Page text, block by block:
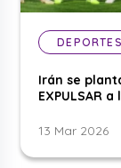
DEPORTES
Irán se
EXPULSAR
13 Mar 2026